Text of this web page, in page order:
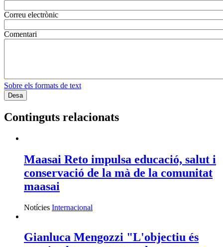
Correu electrònic
Comentari
Sobre els formats de text
Continguts relacionats
Maasai Reto impulsa educació, salut i
conservació de la mà de la comunitat
maasai
Notícies Internacional
Gianluca Mengozzi "L'objectiu és